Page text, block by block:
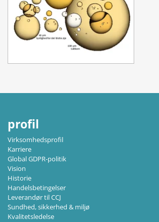
profil
Virksomhedsprofil
Karriere
Global GDPR-politik
Vision
Historie
Handelsbetingelser
Leverandør til CCJ
Sundhed, sikkerhed & miljø
Kvalitetsledelse